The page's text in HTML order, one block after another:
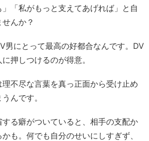
「私がもっと支えてあげれば」と自
んか？
男にとって最高の好都合なんです。DV
押しつけるのが得意。
不尽な言葉を真っ正面から受け止め
んです。
する癖がついていると、相手の支配か
も。何でも自分のせいにしすぎず、